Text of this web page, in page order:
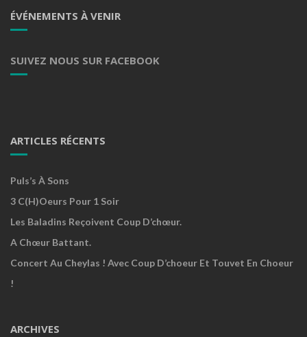
ÉVÉNEMENTS À VENIR
SUIVEZ NOUS SUR FACEBOOK
ARTICLES RÉCENTS
Puls’s À Sons
3 C(h)oeurs Pour 1 Soir
Les Baladins Reçoivent Coup D’chœur.
A Chœur Battant.
Concert Au Cheylas ! Avec Coup D’choeur Et Touvet En Choeur
!
ARCHIVES